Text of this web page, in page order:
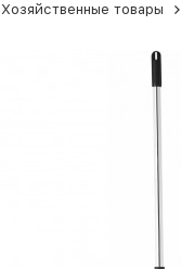
Хозяйственные товары